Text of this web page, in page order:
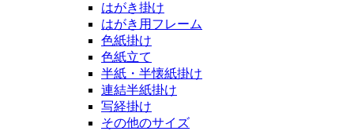
はがき掛け
はがき用フレーム
色紙掛け
色紙立て
半紙・半懐紙掛け
連結半紙掛け
写経掛け
その他のサイズ